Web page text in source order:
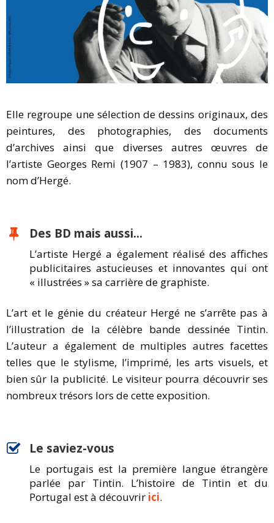
Elle regroupe une sélection de dessins originaux, des
peintures, des photographies, des documents
d’archives ainsi que diverses autres œuvres de
l’artiste Georges Remi (1907 – 1983), connu sous le
nom d’Hergé.
Des BD mais aussi...
L’artiste Hergé a également réalisé des affiches
publicitaires astucieuses et innovantes qui ont
« illustrées » sa carrière de graphiste.
L’art et le génie du créateur Hergé ne s’arrête pas à
l’illustration de la célèbre bande dessinée Tintin.
L’auteur a également de multiples autres facettes
telles que le stylisme, l’imprimé, les arts visuels, et
bien sûr la publicité. Le visiteur pourra découvrir ses
nombreux trésors lors de cette exposition.
Le saviez-vous
Le portugais est la première langue étrangère
parlée par Tintin. L’histoire de Tintin et du
Portugal est à découvrir ici.